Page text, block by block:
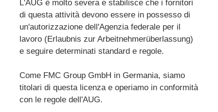
L'AUG è molto severa e stabilisce che i fornitori
di questa attività devono essere in possesso di
un'autorizzazione dell'Agenzia federale per il
lavoro (Erlaubnis zur Arbeitnehmerüberlassung)
e seguire determinati standard e regole.
Come FMC Group GmbH in Germania, siamo
titolari di questa licenza e operiamo in conformità
con le regole dell'AUG.